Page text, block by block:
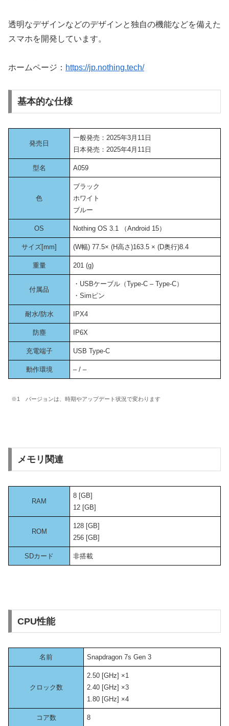
透明なデザインなどのデザインと独自の機能などを備えた
スマホを開発しています。
ホームページ： https://jp.nothing.tech/
基本的な仕様
発売日
一般発売：2025年3月11日
日本発売：2025年4月11日
型名 A059
色
ブラック
ホワイト
ブルー
OS Nothing OS 3.1 （Android 15）
サイズ[mm] (W幅) 77.5× (H高さ)163.5 × (D奥行)8.4
重量 201 (g)
付属品
・USBケーブル（Type-C – Type-C）
・Simピン
耐水/防水 IPX4
防塵 IP6X
充電端子 USB Type-C
動作環境 – / –
※1 バージョンは、時期やアップデート状況で変わります
メモリ関連
RAM
8 [GB]
12 [GB]
ROM
128 [GB]
256 [GB]
SDカード 非搭載
CPU性能
名前 Snapdragon 7s Gen 3
クロック数
2.50 [GHz] ×1
2.40 [GHz] ×3
1.80 [GHz] ×4
コア数 8